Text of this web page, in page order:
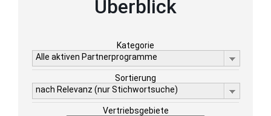
Überblick
Kategorie
Alle aktiven Partnerprogramme
Sortierung
nach Relevanz (nur Stichwortsuche)
Vertriebsgebiete